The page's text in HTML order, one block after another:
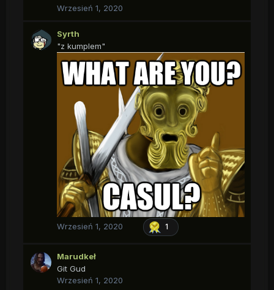
Wrzesień 1, 2020
Syrth
"z kumplem"
Wrzesień 1, 2020 1
Marudkeł
Git Gud
Wrzesień 1, 2020